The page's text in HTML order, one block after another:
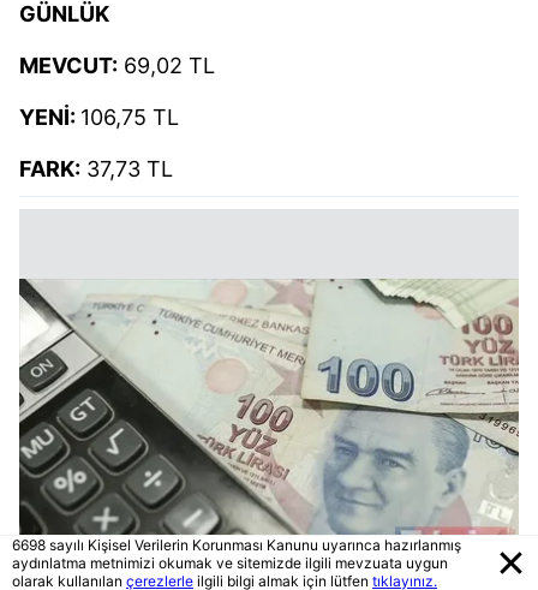
GÜNLÜK
MEVCUT: 69,02 TL
YENİ: 106,75 TL
FARK: 37,73 TL
6698 sayılı Kişisel Verilerin Korunması Kanunu uyarınca hazırlanmış
aydınlatma metnimizi okumak ve sitemizde ilgili mevzuata uygun
olarak kullanılan çerezlerle ilgili bilgi almak için lütfen tıklayınız.